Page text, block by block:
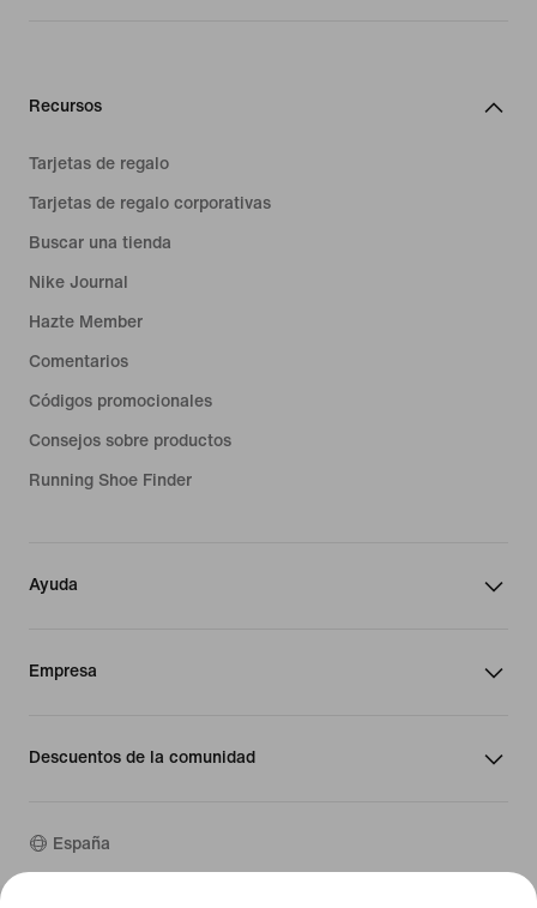
Recursos
Tarjetas de regalo
Tarjetas de regalo corporativas
Buscar una tienda
Nike Journal
Hazte Member
Comentarios
Códigos promocionales
Consejos sobre productos
Running Shoe Finder
Ayuda
Empresa
Descuentos de la comunidad
España